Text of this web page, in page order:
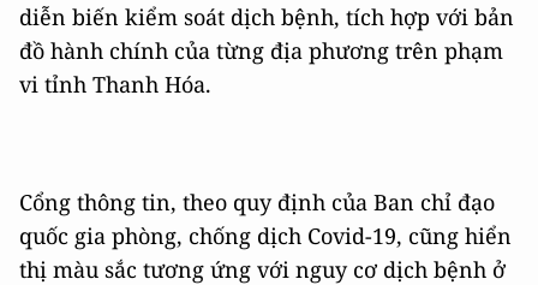
diễn biến kiểm soát dịch bệnh, tích hợp với bản
đồ hành chính của từng địa phương trên phạm
vi tỉnh Thanh Hóa.
Cổng thông tin, theo quy định của Ban chỉ đạo
quốc gia phòng, chống dịch Covid-19, cũng hiển
thị màu sắc tương ứng với nguy cơ dịch bệnh ở